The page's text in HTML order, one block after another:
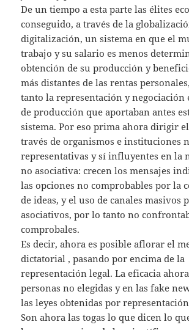
De un tiempo a esta parte las élites
conseguido, a través de la
digitalización, un sistema en que el
trabajo y su salario es menos
obtención de su producción y
más distantes de las rentas
tanto la representación y negociación
de producción que aportaban antes
sistema. Por eso prima ahora dirigir
través de organismos e instituciones
representativas y sí influyentes en la
no asociativa: crecen los mensajes
las opciones no comprobables por la
de ideas, y el uso de canales masivos
asociativos, por lo tanto no
comprobales.
Es decir, ahora es posible aflorar el
dictatorial , pasando por encima de la
representación legal. La eficacia
personas no elegidas y en las fake
las leyes obtenidas por
Son ahora las togas lo que dicen lo